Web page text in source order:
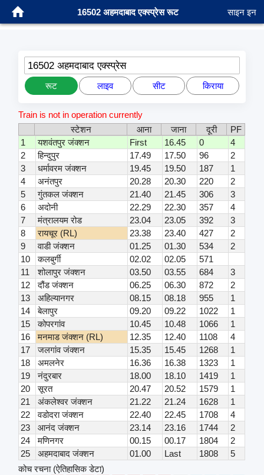
16502 अहमदाबाद एक्स्प्रेस रूट साइन इन
16502 अहमदाबाद एक्स्प्रेस
रूट लाइव सीट किराया
Train is not in operation currently
स्टेशन
आना जाना दूरी
PF
1
यशवंतपुर जंक्शन First 16.45 0
4
2
हिन्दुपुर 17.49 17.50 96
2
3
धर्मावरम जंक्शन 19.45 19.50 187
1
4
अनंतपुर 20.28 20.30 220
2
5
गुंतकल जंक्शन 21.40 21.45 306
3
6
अदोनी 22.29 22.30 357
4
7
मंत्रालयम रोड 23.04 23.05 392
3
8
रायचूर (RL) 23.38 23.40 427
2
9
वाडी जंक्शन 01.25 01.30 534
2
10
कलबुर्गी 02.02 02.05
571
11
शोलापुर जंक्शन 03.50 03.55 684
3
12
दौंड जंक्शन 06.25 06.30 872
2
13
अहिल्यानगर 08.15 08.18 955
1
14
बेलापुर 09.20 09.22 1022
1
15
कोपरगांव 10.45 10.48 1066
1
16
मनमाड जंक्शन (RL) 12.35 12.40 1108
4
17
जलगांव जंक्शन 15.35 15.45 1268
1
18
अमलनेर 16.36 16.38 1323
1
19
नंदुरबार 18.00 18.10 1419
1
20
सूरत 20.47 20.52 1579
1
21
अंकलेश्वर जंक्शन 21.22 21.24 1628
1
22
वडोदरा जंक्शन 22.40 22.45 1708
4
23
आनंद जंक्शन 23.14 23.16 1744
2
24
मणिनगर 00.15 00.17 1804
2
25
अहमदाबाद जंक्शन 01.00 Last 1808
5
कोच रचना (ऐतिहासिक डेटा)